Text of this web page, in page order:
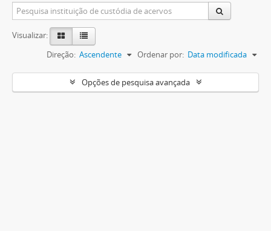
Visualizar:
Ordenar por: Data modificada
Direção: Ascendente
Opções de pesquisa avançada